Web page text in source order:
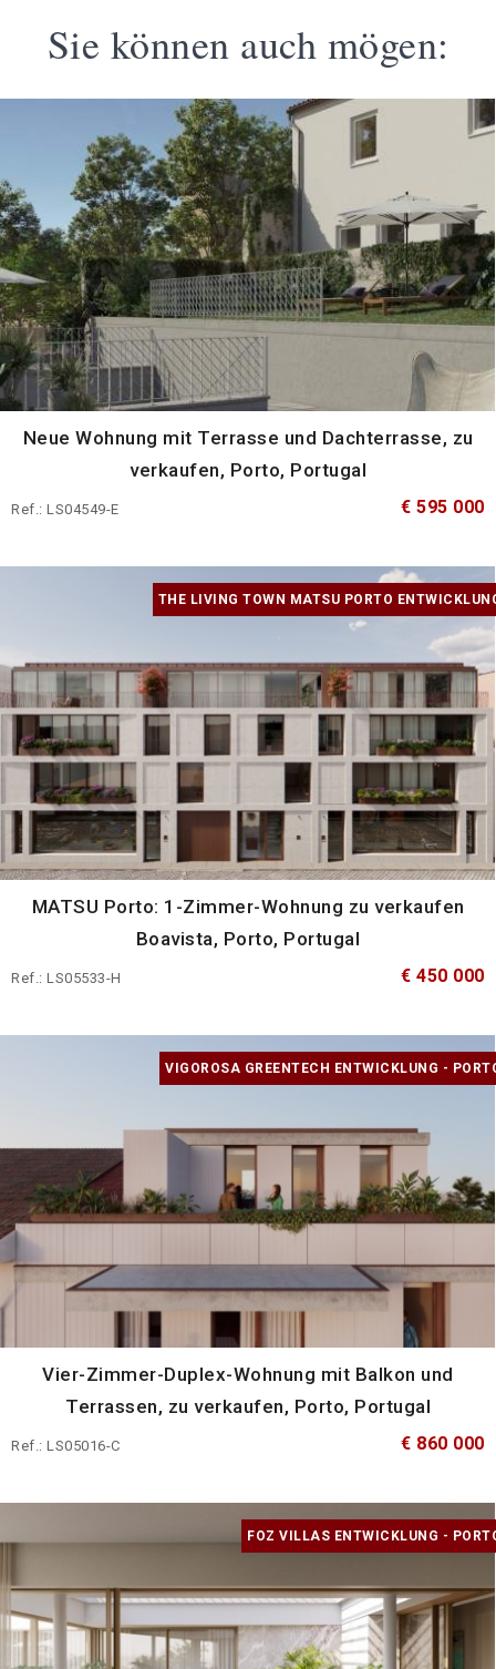
Sie können auch mögen:
Neue Wohnung mit Terrasse und Dachterrasse, zu
verkaufen, Porto, Portugal
Ref.: LS04549-E € 595 000
THE LIVING TOWN MATSU PORTO
MATSU Porto: 1-Zimmer-Wohnung zu verkaufen
Boavista, Porto, Portugal
Ref.: LS05533-H € 450 000
VIGOROSA GREENTECH ENTWICKLUNG -
Vier-Zimmer-Duplex-Wohnung mit Balkon und
Terrassen, zu verkaufen, Porto, Portugal
Ref.: LS05016-C € 860 000
FOZ VILLAS ENTWICKLUNG -